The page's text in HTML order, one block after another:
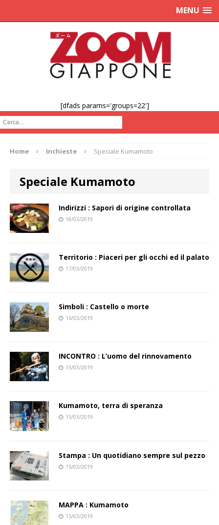
MENU
[dfads params='groups=22']
Cerca :
Home Inchieste Speciale Kumamoto
Speciale Kumamoto
Indirizzi : Sapori di origine controllata
18/03/2019
Territorio : Piaceri per gli occhi ed il palato
17/03/2019
Simboli : Castello o morte
16/03/2019
INCONTRO : L’uomo del rinnovamento
15/03/2019
Kumamoto, terra di speranza
15/03/2019
Stampa : Un quotidiano sempre sul pezzo
15/03/2019
MAPPA : Kumamoto
15/03/2019